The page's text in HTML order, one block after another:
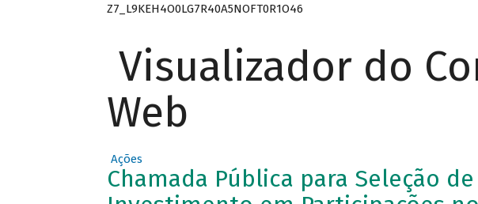
Z7_L9KEH4O0LG7R40A5NOFT0R1O46
Visualizador do
Web
Ações
Chamada Pública para Seleção